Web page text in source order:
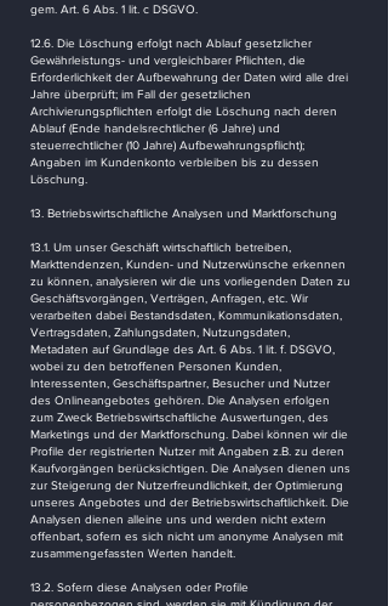
gem. Art. 6 Abs. 1 lit. c DSGVO.
12.6. Die Löschung erfolgt nach Ablauf gesetzlicher
Gewährleistungs- und vergleichbarer Pflichten, die
Erforderlichkeit der Aufbewahrung der Daten wird alle drei
Jahre überprüft; im Fall der gesetzlichen
Archivierungspflichten erfolgt die Löschung nach deren
Ablauf (Ende handelsrechtlicher (6 Jahre) und
steuerrechtlicher (10 Jahre) Aufbewahrungspflicht);
Angaben im Kundenkonto verbleiben bis zu dessen
Löschung.
13. Betriebswirtschaftliche Analysen und Marktforschung
13.1. Um unser Geschäft wirtschaftlich betreiben,
Markttendenzen, Kunden- und Nutzerwünsche erkennen
zu können, analysieren wir die uns vorliegenden Daten zu
Geschäftsvorgängen, Verträgen, Anfragen, etc. Wir
verarbeiten dabei Bestandsdaten, Kommunikationsdaten,
Vertragsdaten, Zahlungsdaten, Nutzungsdaten,
Metadaten auf Grundlage des Art. 6 Abs. 1 lit. f. DSGVO,
wobei zu den betroffenen Personen Kunden,
Interessenten, Geschäftspartner, Besucher und Nutzer
des Onlineangebotes gehören. Die Analysen erfolgen
zum Zweck Betriebswirtschaftliche Auswertungen, des
Marketings und der Marktforschung. Dabei können wir die
Profile der registrierten Nutzer mit Angaben z.B. zu deren
Kaufvorgängen berücksichtigen. Die Analysen dienen uns
zur Steigerung der Nutzerfreundlichkeit, der Optimierung
unseres Angebotes und der Betriebswirtschaftlichkeit. Die
Analysen dienen alleine uns und werden nicht extern
offenbart, sofern es sich nicht um anonyme Analysen mit
zusammengefassten Werten handelt.
13.2. Sofern diese Analysen oder Profile